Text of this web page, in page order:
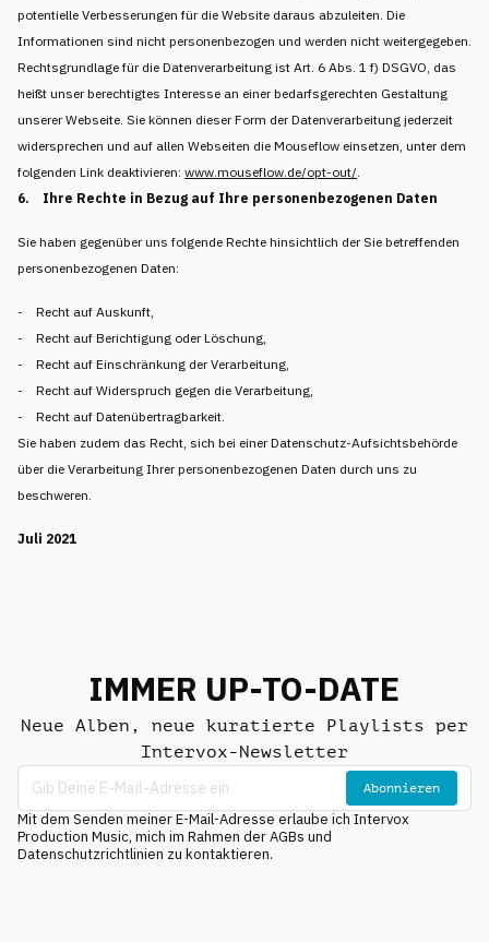
potentielle Verbesserungen für die Website daraus abzuleiten. Die
Informationen sind nicht personenbezogen und werden nicht weitergegeben.
Rechtsgrundlage für die Datenverarbeitung ist Art. 6 Abs. 1 f) DSGVO, das
heißt unser berechtigtes Interesse an einer bedarfsgerechten Gestaltung
unserer Webseite. Sie können dieser Form der Datenverarbeitung jederzeit
widersprechen und auf allen Webseiten die Mouseflow einsetzen, unter dem
folgenden Link deaktivieren: www.mouseflow.de/opt-out/.
6. Ihre Rechte in Bezug auf Ihre personenbezogenen Daten
Sie haben gegenüber uns folgende Rechte hinsichtlich der Sie betreffenden
personenbezogenen Daten:
- Recht auf Auskunft,
- Recht auf Berichtigung oder Löschung,
- Recht auf Einschränkung der Verarbeitung,
- Recht auf Widerspruch gegen die Verarbeitung,
- Recht auf Datenübertragbarkeit.
Sie haben zudem das Recht, sich bei einer Datenschutz-Aufsichtsbehörde
über die Verarbeitung Ihrer personenbezogenen Daten durch uns zu
beschweren.
Juli 2021
IMMER UP-TO-DATE
Neue Alben, neue kuratierte Playlists per
Intervox-Newsletter
Abonnieren
Mit dem Senden meiner E-Mail-Adresse erlaube ich Intervox
Production Music, mich im Rahmen der AGBs und
Datenschutzrichtlinien zu kontaktieren.